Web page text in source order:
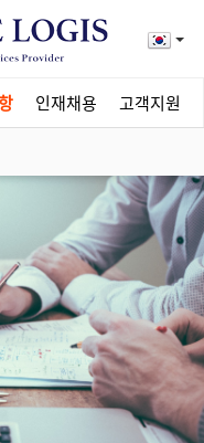
인재채용 고객지원